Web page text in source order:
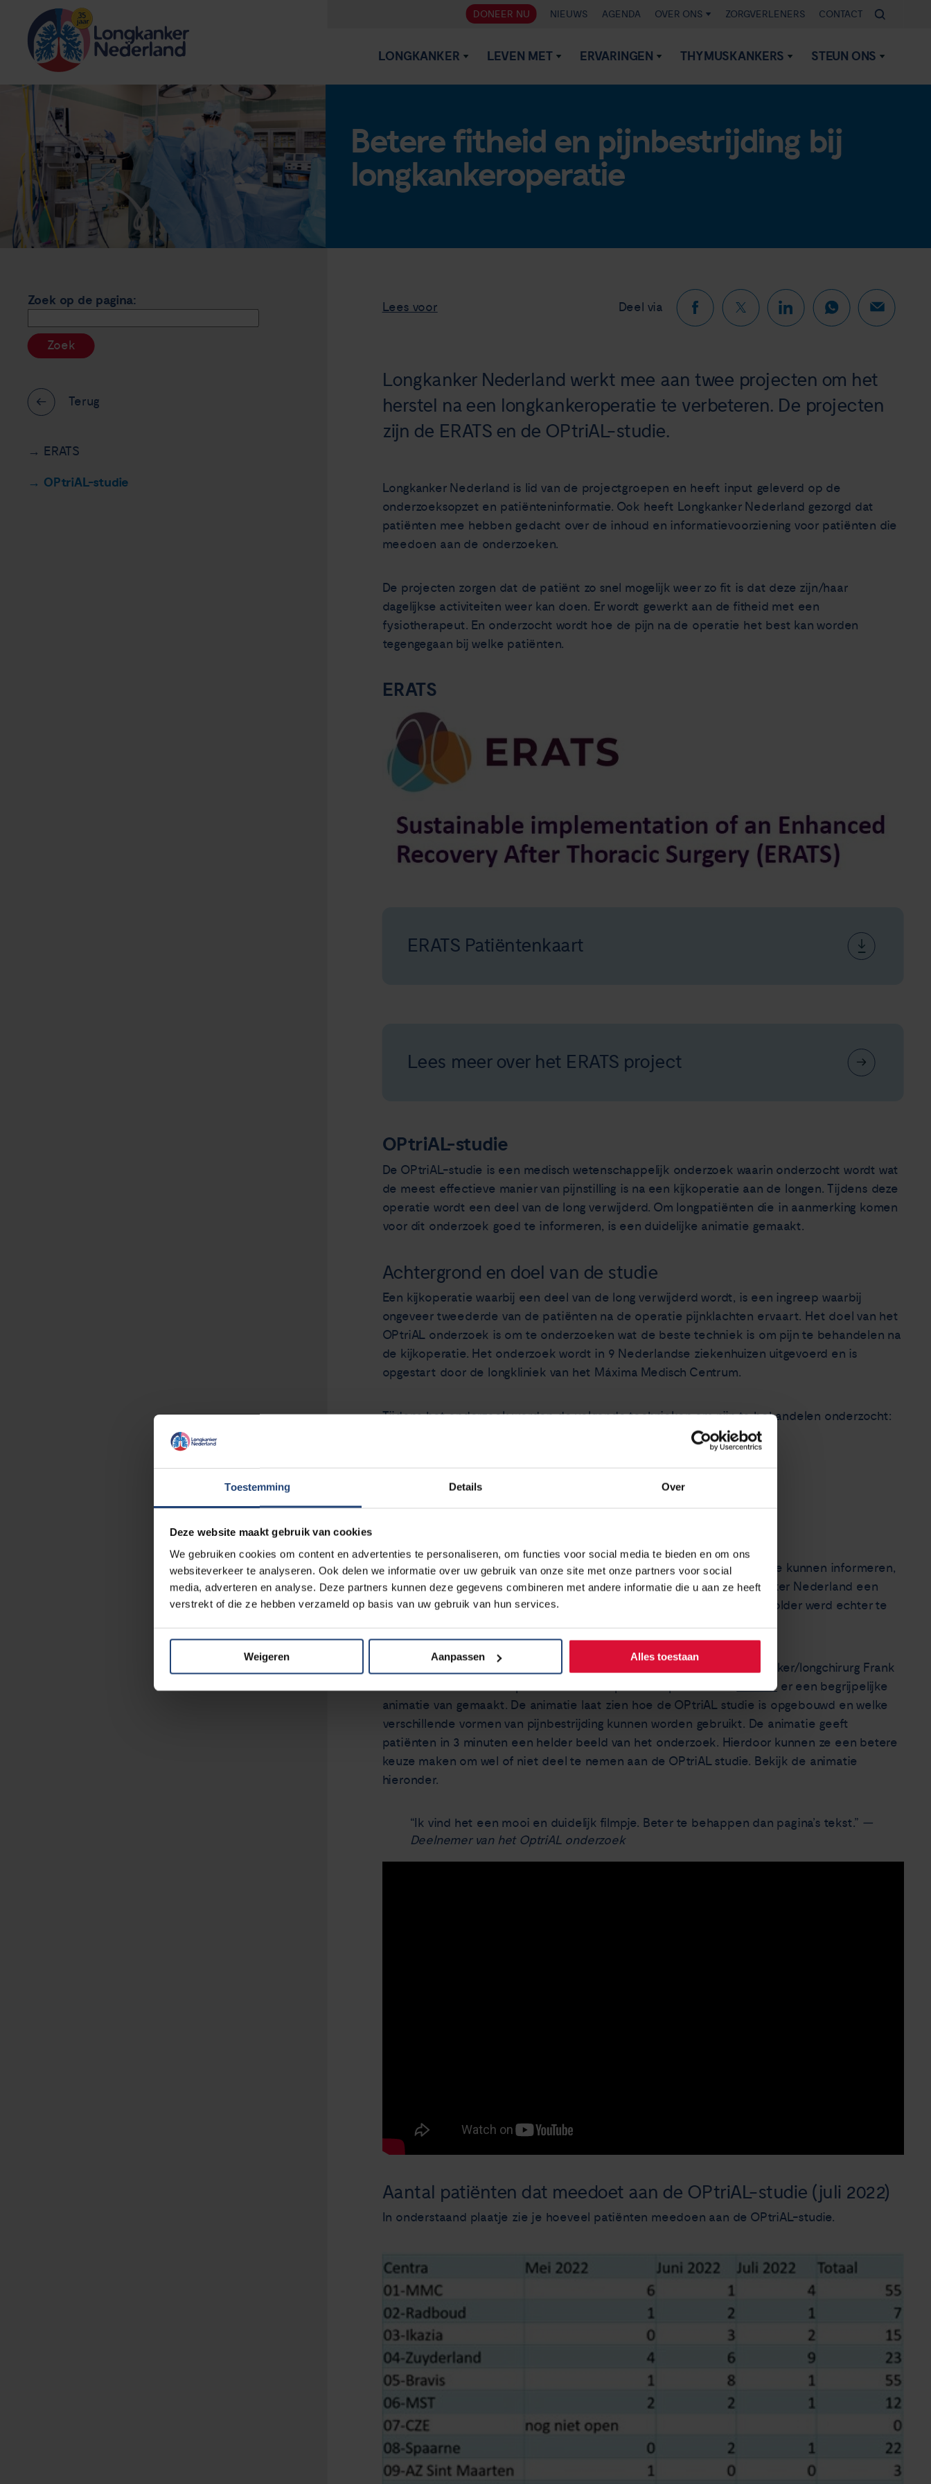
Toestemming Details Over
Deze website maakt gebruik van cookies
We gebruiken cookies om content en advertenties te personaliseren, om functies voor social media te bieden en om ons
websiteverkeer te analyseren. Ook delen we informatie over uw gebruik van onze site met onze partners voor social
media, adverteren en analyse. Deze partners kunnen deze gegevens combineren met andere informatie die u aan ze heeft
verstrekt of die ze hebben verzameld op basis van uw gebruik van hun services.
Weigeren Aanpassen Alles toestaan
DONEER NU NIEUWS AGENDA OVER ONS ZORGVERLENERS CONTACT
LONGKANKER LEVEN MET ERVARINGEN THYMUSKANKERS STEUN ONS
Betere fitheid en pijnbestrijding bij
longkankeroperatie
Zoek op de pagina:
Zoek
Terug
ERATS
OPtriAL-studie
Lees voor Deel via
Longkanker Nederland werkt mee aan twee projecten om het
herstel na een longkankeroperatie te verbeteren. De projecten
zijn de ERATS en de OPtriAL-studie.
Longkanker Nederland is lid van de projectgroepen en heeft input geleverd op de
onderzoeksopzet en patiënteninformatie. Ook heeft Longkanker Nederland gezorgd dat
patiënten mee hebben gedacht over de inhoud en informatievoorziening voor patiënten die
meedoen aan de onderzoeken.
De projecten zorgen dat de patiënt zo snel mogelijk weer zo fit is dat deze zijn/haar
dagelijkse activiteiten weer kan doen. Er wordt gewerkt aan de fitheid met een
fysiotherapeut. En onderzocht wordt hoe de pijn na de operatie het best kan worden
tegengegaan bij welke patiënten.
ERATS
ERATS Patiëntenkaart
Lees meer over het ERATS project
OPtriAL-studie
De OPtriAL-studie is een medisch wetenschappelijk onderzoek waarin onderzocht wordt wat
de meest effectieve manier van pijnstilling is na een kijkoperatie aan de longen. Tijdens deze
operatie wordt een deel van de long verwijderd. Om longpatiënten die in aanmerking komen
voor dit onderzoek goed te informeren, is een duidelijke animatie gemaakt.
Achtergrond en doel van de studie
Een kijkoperatie waarbij een deel van de long verwijderd wordt, is een ingreep waarbij
ongeveer tweederde van de patiënten na de operatie pijnklachten ervaart. Het doel van het
OPtriAL onderzoek is om te onderzoeken wat de beste techniek is om pijn te behandelen na
de kijkoperatie. Het onderzoek wordt in 9 Nederlandse ziekenhuizen uitgevoerd en is
opgestart door de longkliniek van het Máxima Medisch Centrum.
Tijdens het onderzoek worden de volgende technieken om pijn te behandelen onderzocht:
Om longpatiënten die in aanmerking komen voor dit onderzoek goed te kunnen informeren,
hebben de specialisten van het Máxima Medisch Centrum en Longkanker Nederland een
uitgebreide informatiefolder voor patiënten gemaakt. Deze tekstuele folder werd echter te
omvangrijk waardoor er voor een andere vorm is gekozen.
In samenwerking met arts-onderzoeker Louisa Spaans, hoofdonderzoeker/longchirurg Frank
van den Broek en twee patiënten uit ons patiëntenpanel heeftIndiveoer een begrijpelijke
animatie van gemaakt. De animatie laat zien hoe de OPtriAL studie is opgebouwd en welke
verschillende vormen van pijnbestrijding kunnen worden gebruikt. De animatie geeft
patiënten in 3 minuten een helder beeld van het onderzoek. Hierdoor kunnen ze een betere
keuze maken om wel of niet deel te nemen aan de OPtriAL studie. Bekijk de animatie
hieronder.
“Ik vind het een mooi en duidelijk filmpje. Beter te behappen dan pagina’s tekst.” —
Deelnemer van het OptriAL onderzoek
Aantal patiënten dat meedoet aan de OPtriAL-studie (juli 2022)
In onderstaand plaatje zie je hoeveel patiënten meedoen aan de OPtriAL-studie.